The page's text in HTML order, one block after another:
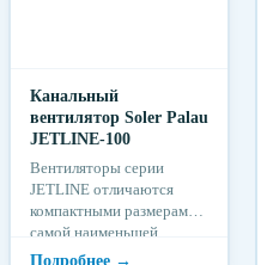
Канальный
вентилятор Soler Palau
JETLINE-100
Вентиляторы серии
JETLINE отличаются
компактными размерами,
самой наименьшей
высотой корпуса среди